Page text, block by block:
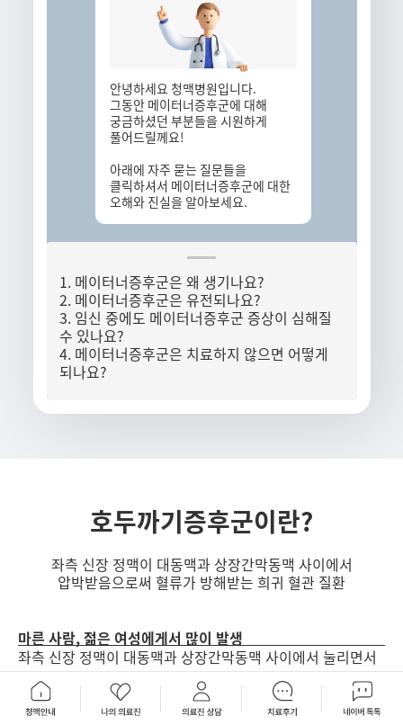
안녕하세요 청맥병원입니다.
그동안 메이터너증후군에 대해
궁금하셨던 부분들을 시원하게
풀어드릴께요!
아래에 자주 묻는 질문들을
클릭하셔서 메이터너증후군에 대한
오해와 진실을 알아보세요.
1. 메이터너증후군은 왜 생기나요?
2. 메이터너증후군은 유전되나요?
3. 임신 중에도 메이터너증후군 증상이 심해질
수 있나요?
4. 메이터너증후군은 치료하지 않으면 어떻게
되나요?
호두까기증후군이란?
좌측 신장 정맥이 대동맥과 상장간막동맥 사이에서
압박받음으로써 혈류가 방해받는 희귀 혈관 질환
마른 사람, 젊은 여성에게서 많이 발생
좌측 신장 정맥이 대동맥과 상장간막동맥 사이에서 눌리면서
혈액이 원활하게 흐르지 못함으로써 발생하는 질환입니다. 이
혈류 장애는 신장과 골반 부위, 고환 주변으로 혈액이